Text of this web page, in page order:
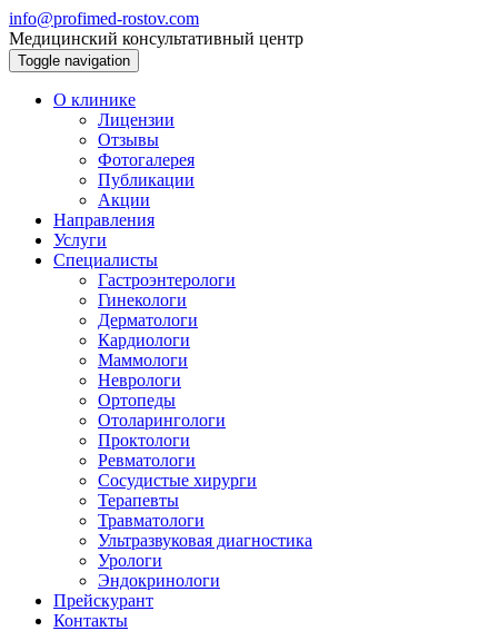
info@profimed-rostov.com
Медицинский консультативный центр
Toggle navigation
О клинике
Лицензии
Отзывы
Фотогалерея
Публикации
Акции
Направления
Услуги
Специалисты
Гастроэнтерологи
Гинекологи
Дерматологи
Кардиологи
Маммологи
Неврологи
Ортопеды
Отоларингологи
Проктологи
Ревматологи
Сосудистые хирурги
Терапевты
Травматологи
Ультразвуковая диагностика
Урологи
Эндокринологи
Прейскурант
Контакты